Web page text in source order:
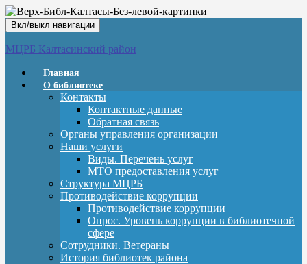
Вкл/выкл навигации
МЦРБ Калтасинский район
Главная
О библиотеке
Контакты
Контактные данные
Обратная связь
Органы управления организации
Наши услуги
Виды. Перечень услуг
МТО предоставления услуг
Структура МЦРБ
Противодействие коррупции
Противодействие коррупции
Опрос. Уровень коррупции в библиотечной
сфере
Сотрудники. Ветераны
История библиотек района